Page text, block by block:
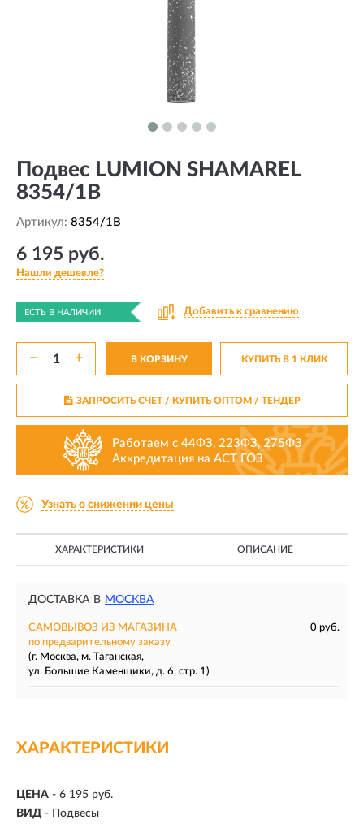
Подвес LUMION SHAMAREL
8354/1B
Артикул: 8354/1B
6 195 руб.
Нашли дешевле?
ЕСТЬ В НАЛИЧИИ Добавить к сравнению
− + В КОРЗИНУ КУПИТЬ В 1 КЛИК
ЗАПРОСИТЬ СЧЕТ / КУПИТЬ ОПТОМ/ ТЕНДЕР
Работаем с 44ФЗ, 223ФЗ, 275ФЗ
Аккредитация на АСТ ГОЗ
Узнать о снижении цены
ХАРАКТЕРИСТИКИ ОПИСАНИЕ
ДОСТАВКА В МОСКВА
САМОВЫВОЗ ИЗ МАГАЗИНА
0 руб.
по предварительному заказу
(г. Москва, м. Таганская,
ул. Большие Каменщики, д. 6, стр. 1)
ХАРАКТЕРИСТИКИ
ЦЕНА - 6 195 руб.
ВИД - Подвесы